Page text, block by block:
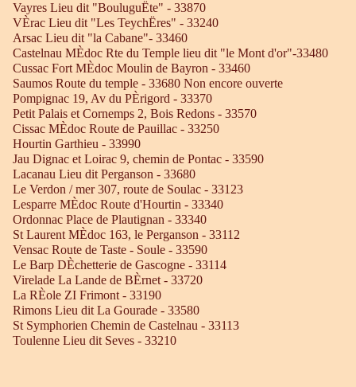
Vayres Lieu dit "BouluguËte" - 33870
VÈrac Lieu dit "Les TeychËres" - 33240
Arsac Lieu dit "la Cabane"- 33460
Castelnau MÈdoc Rte du Temple lieu dit "le Mont d'or"-33480
Cussac Fort MÈdoc Moulin de Bayron - 33460
Saumos Route du temple - 33680 Non encore ouverte
Pompignac 19, Av du PÈrigord - 33370
Petit Palais et Cornemps 2, Bois Redons - 33570
Cissac MÈdoc Route de Pauillac - 33250
Hourtin Garthieu - 33990
Jau Dignac et Loirac 9, chemin de Pontac - 33590
Lacanau Lieu dit Perganson - 33680
Le Verdon / mer 307, route de Soulac - 33123
Lesparre MÈdoc Route d'Hourtin - 33340
Ordonnac Place de Plautignan - 33340
St Laurent MÈdoc 163, le Perganson - 33112
Vensac Route de Taste - Soule - 33590
Le Barp DÈchetterie de Gascogne - 33114
Virelade La Lande de BÈrnet - 33720
La RÈole ZI Frimont - 33190
Rimons Lieu dit La Gourade - 33580
St Symphorien Chemin de Castelnau - 33113
Toulenne Lieu dit Seves - 33210